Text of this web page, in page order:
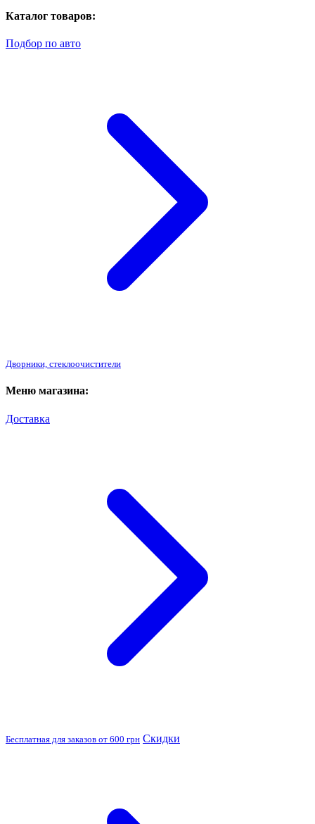
Каталог товаров:
Подбор по авто
Дворники, стеклоочистители
Меню магазина:
Доставка
Бесплатная для заказов от 600 грн Скидки